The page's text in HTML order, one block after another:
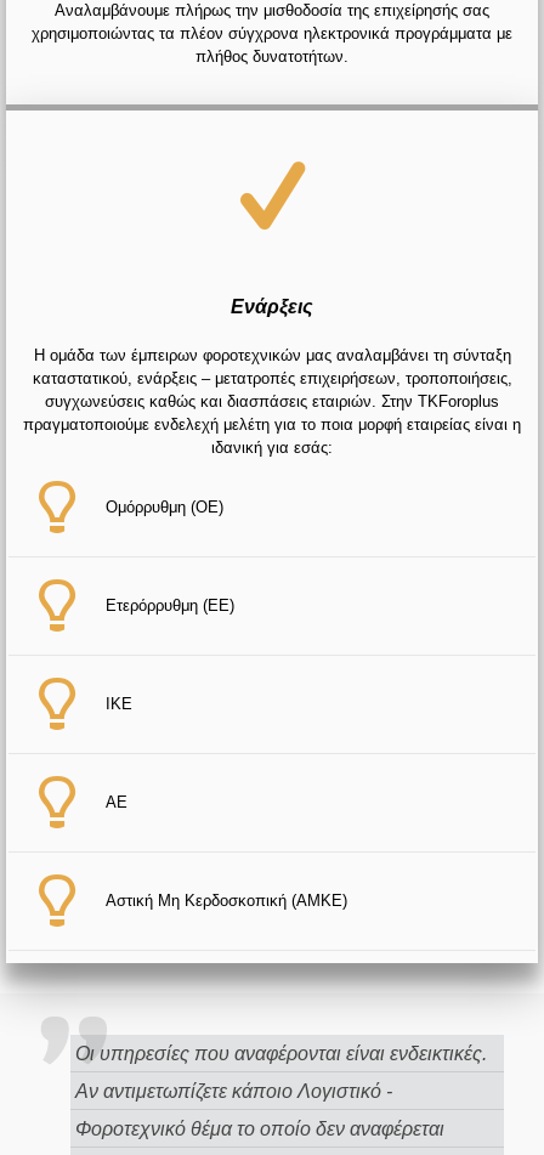
Αναλαμβάνουμε πλήρως την μισθοδοσία της επιχείρησής σας
χρησιμοποιώντας τα πλέον σύγχρονα ηλεκτρονικά προγράμματα με
πλήθος δυνατοτήτων.
Ενάρξεις
Η ομάδα των έμπειρων φοροτεχνικών μας αναλαμβάνει τη σύνταξη
καταστατικού, ενάρξεις – μετατροπές επιχειρήσεων, τροποποιήσεις,
συγχωνεύσεις καθώς και διασπάσεις εταιριών. Στην TKForoplus
πραγματοποιούμε ενδελεχή μελέτη για το ποια μορφή εταιρείας είναι η
ιδανική για εσάς:
Ομόρρυθμη (ΟΕ)
Ετερόρρυθμη (ΕΕ)
ΙΚΕ
ΑΕ
Αστική Μη Κερδοσκοπική (ΑΜΚΕ)
Οι υπηρεσίες που αναφέρονται είναι ενδεικτικές.
Αν αντιμετωπίζετε κάποιο Λογιστικό -
Φοροτεχνικό θέμα το οποίο δεν αναφέρεται